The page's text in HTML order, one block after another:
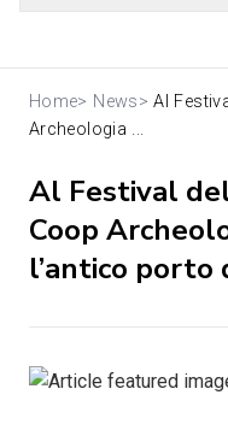
Home> News> Al
Archeologia ...
Al Festival
Coop
l’antico porto